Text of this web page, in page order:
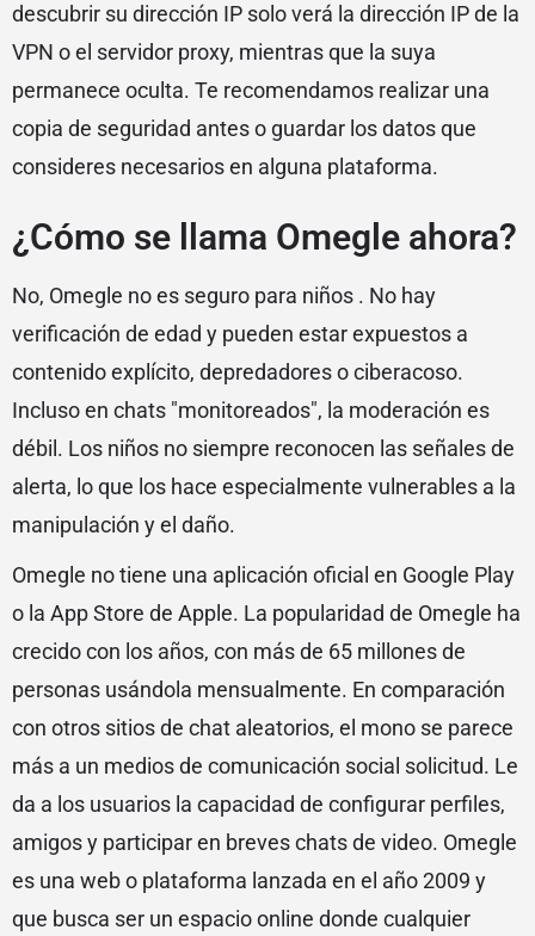
descubrir su dirección IP solo verá la dirección IP de la
VPN o el servidor proxy, mientras que la suya
permanece oculta. Te recomendamos realizar una
copia de seguridad antes o guardar los datos que
consideres necesarios en alguna plataforma.
¿Cómo se llama Omegle ahora?
No, Omegle no es seguro para niños . No hay
verificación de edad y pueden estar expuestos a
contenido explícito, depredadores o ciberacoso.
Incluso en chats "monitoreados", la moderación es
débil. Los niños no siempre reconocen las señales de
alerta, lo que los hace especialmente vulnerables a la
manipulación y el daño.
Omegle no tiene una aplicación oficial en Google Play
o la App Store de Apple. La popularidad de Omegle ha
crecido con los años, con más de 65 millones de
personas usándola mensualmente. En comparación
con otros sitios de chat aleatorios, el mono se parece
más a un medios de comunicación social solicitud. Le
da a los usuarios la capacidad de configurar perfiles,
amigos y participar en breves chats de video. Omegle
es una web o plataforma lanzada en el año 2009 y
que busca ser un espacio online donde cualquier